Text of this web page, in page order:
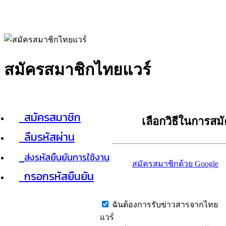
สมัครสมาชิกไทยแวร์
สมัครสมาชิก
ลืมรหัสผ่าน
ส่งรหัสยืนยันการใช้งาน
กรอกรหัสยืนยัน
เลือกวิธีในการส
สมัครสมาชิกด้วย Google
ฉันต้องการรับข่าวสารจากไทย
แวร์